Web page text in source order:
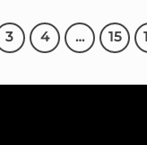
3 4 … 15